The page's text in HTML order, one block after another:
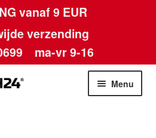
vanaf 9 EUR
verzending
ma-vr 9-16
Menu